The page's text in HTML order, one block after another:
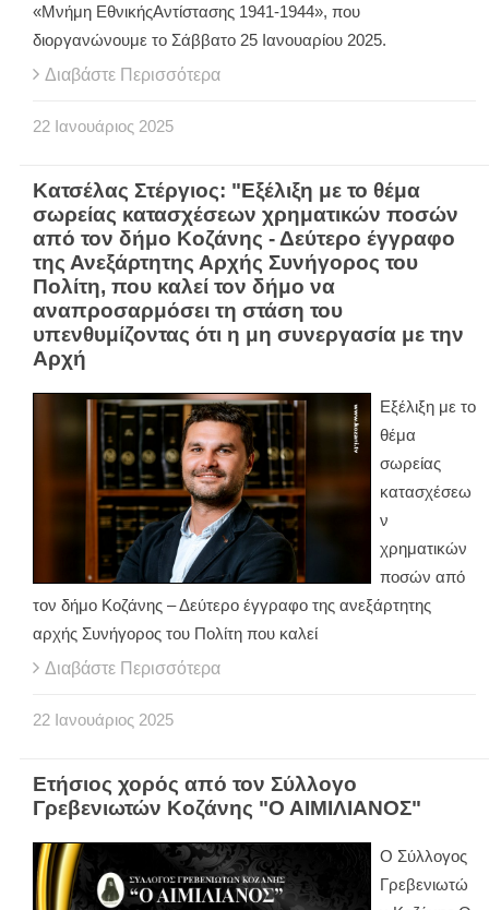
«Μνήμη ΕθνικήςΑντίστασης 1941-1944», που
διοργανώνουμε το Σάββατο 25 Ιανουαρίου 2025.
Διαβάστε Περισσότερα
22 Ιανουάριος 2025
Κατσέλας Στέργιος: "Εξέλιξη με το θέμα
σωρείας κατασχέσεων χρηματικών ποσών
από τον δήμο Κοζάνης - Δεύτερο έγγραφο
της Ανεξάρτητης Αρχής Συνήγορος του
Πολίτη, που καλεί τον δήμο να
αναπροσαρμόσει τη στάση του
υπενθυμίζοντας ότι η μη συνεργασία με την
Αρχή
Εξέλιξη με το
θέμα
σωρείας
κατασχέσεω
ν
χρηματικών
ποσών από
τον δήμο Κοζάνης – Δεύτερο έγγραφο της ανεξάρτητης
αρχής Συνήγορος του Πολίτη που καλεί
Διαβάστε Περισσότερα
22 Ιανουάριος 2025
Ετήσιος χορός από τον Σύλλογο
Γρεβενιωτών Κοζάνης "Ο ΑΙΜΙΛΙΑΝΟΣ"
Ο Σύλλογος
Γρεβενιωτώ